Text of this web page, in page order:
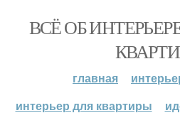
ВСЁ ОБ
главная
интерьер для квартиры